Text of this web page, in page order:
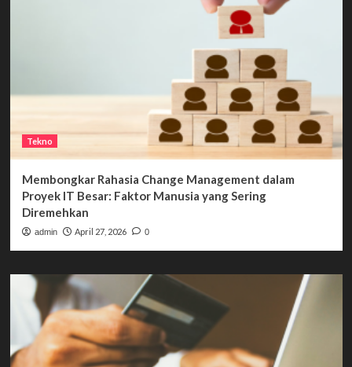
Tekno
Membongkar Rahasia Change Management dalam
Proyek IT Besar: Faktor Manusia yang Sering
Diremehkan
admin April 27, 2026 0